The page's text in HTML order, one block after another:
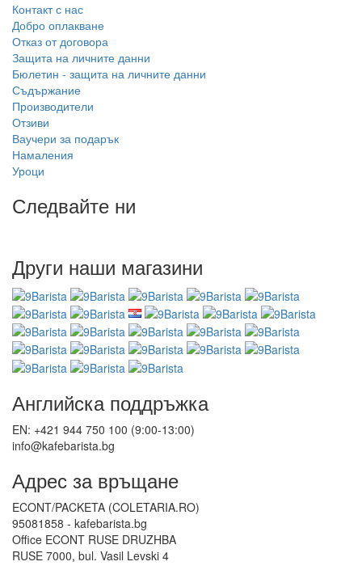
Контакт с нас
Добро оплакване
Отказ от договора
Защита на личните данни
Бюлетин - защита на личните данни
Съдържание
Производители
Отзиви
Ваучери за подарък
Намаления
Уроци
Следвайте ни
Други наши магазини
Английска поддръжка
EN: +421 944 750 100 (9:00-13:00)
info@kafebarista.bg
Адрес за връщане
ECONT/PACKETA (COLETARIA.RO)
95081858 - kafebarista.bg
Office ECONT RUSE DRUZHBA
RUSE 7000, bul. Vasil Levski 4